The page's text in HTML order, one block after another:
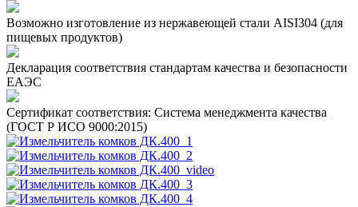
Возможно изготовление из нержавеющей стали AISI304 (для
пищевых продуктов)
Декларация соответствия стандартам качества и безопасности
ЕАЭС
Сертификат соответствия: Система менеджмента качества
(ГОСТ Р ИСО 9000:2015)